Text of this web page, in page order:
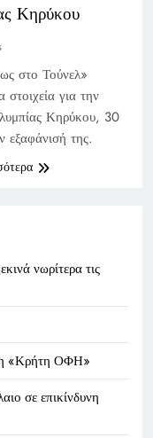
Κηρύκου
στο Τούνελ»
στοιχεία για την
Κηρύκου, 30
εξαφάνισή της.
νωρίτερα τις
«Κρήτη ΟΦΗ»
σε επικίνδυνη